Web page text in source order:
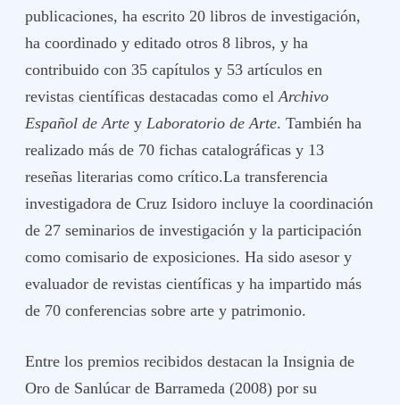
publicaciones, ha escrito 20 libros de investigación,
ha coordinado y editado otros 8 libros, y ha
contribuido con 35 capítulos y 53 artículos en
revistas científicas destacadas como elArchivo
Español de Arte yLaboratorio de Arte. También ha
realizado más de 70 fichas catalográficas y 13
reseñas literarias como crítico.La transferencia
investigadora de Cruz Isidoro incluye la coordinación
de 27 seminarios de investigación y la participación
como comisario de exposiciones. Ha sido asesor y
evaluador de revistas científicas y ha impartido más
de 70 conferencias sobre arte y patrimonio.
Entre los premios recibidos destacan la Insignia de
Oro de Sanlúcar de Barrameda (2008) por su